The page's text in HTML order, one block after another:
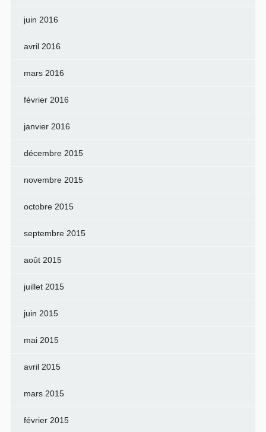
juin 2016
avril 2016
mars 2016
février 2016
janvier 2016
décembre 2015
novembre 2015
octobre 2015
septembre 2015
août 2015
juillet 2015
juin 2015
mai 2015
avril 2015
mars 2015
février 2015